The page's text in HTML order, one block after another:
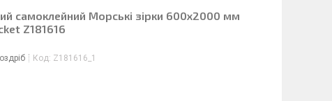
самоклейний Морські зірки 600х2000 мм
Z181616
Код: Z181616_1